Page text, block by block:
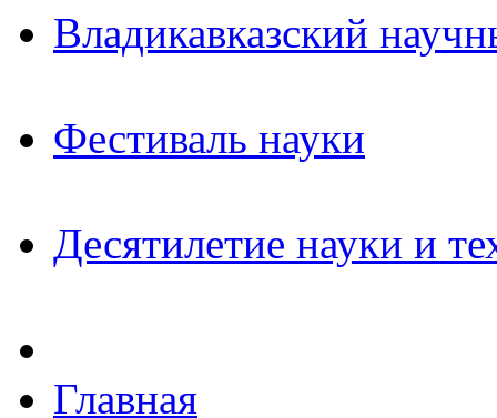
Владикавказский
Фестиваль науки
Десятилетие науки и
Главная